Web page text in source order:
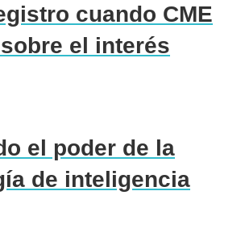
cuando CME
el interés
el poder de la
de inteligencia